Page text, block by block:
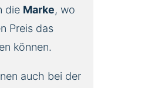
die Marke, wo
Preis das
können.
auch bei der